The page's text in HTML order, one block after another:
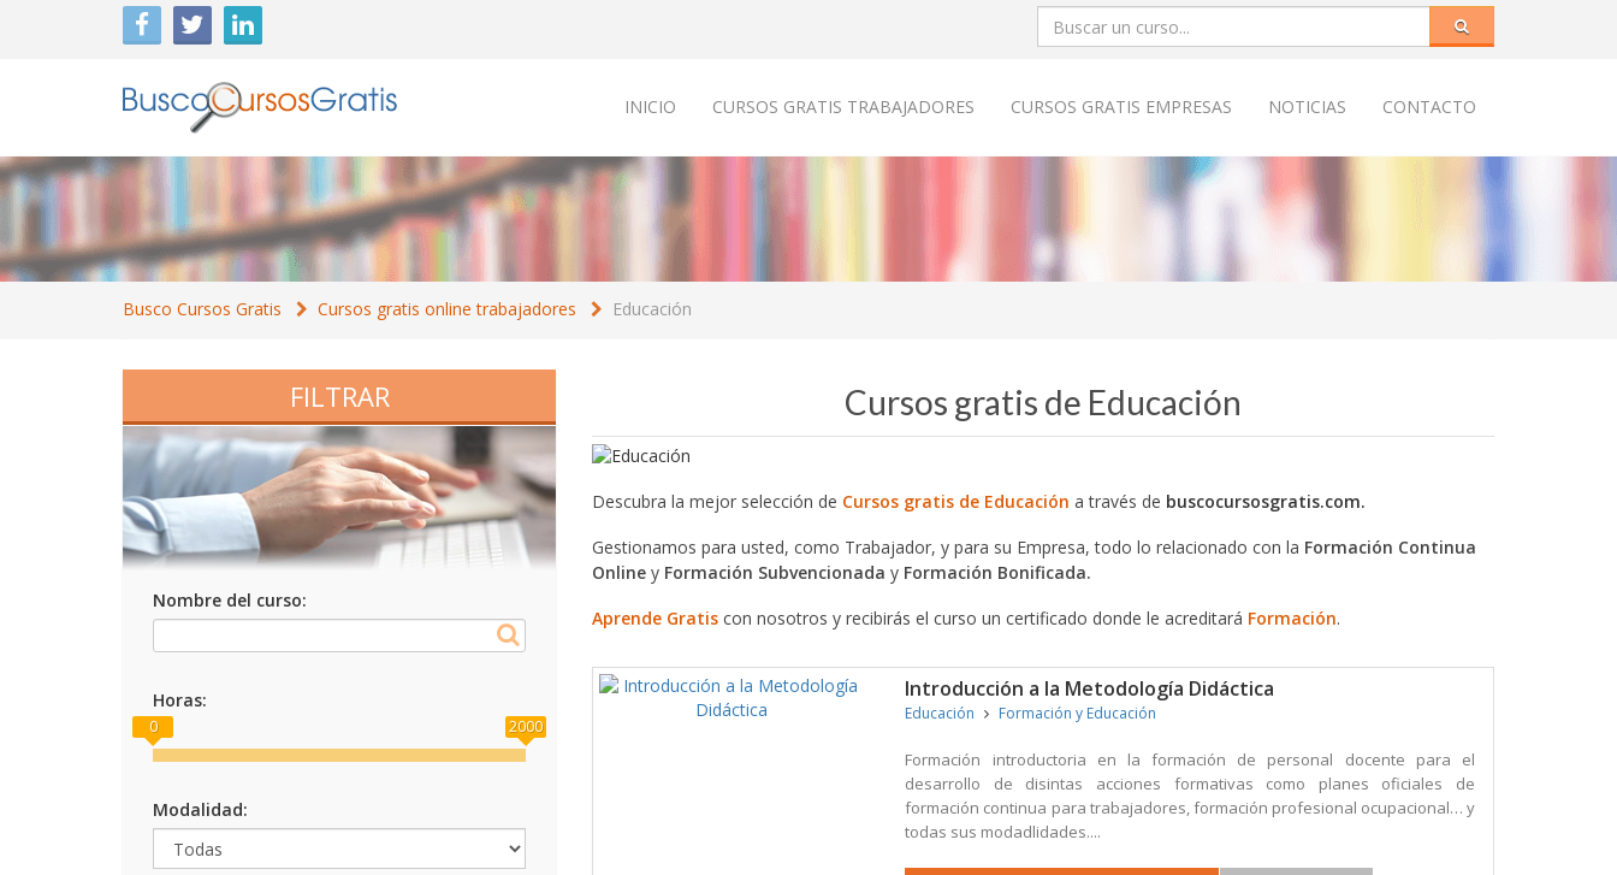
INICIO CURSOS GRATIS TRABAJADORES CURSOS GRATIS EMPRESAS NOTICIAS CONTACTO
Busco Cursos Gratis Cursos gratis online trabajadores Educación
Cursos gratis de Educación
Descubra la mejor selección de Cursos gratis de Educación a través de buscocursosgratis.com.
Gestionamos para usted, como Trabajador, y para su Empresa, todo lo relacionado con la Formación Continua
Online y Formación Subvencionada y Formación Bonificada.
Aprende Gratis con nosotros y recibirás el curso un certificado donde le acreditará Formación.
Introducción a la Metodología Didáctica
Educación Formación y Educación
Formación introductoria en la formación de personal docente para el
desarrollo de disintas acciones formativas como planes oficiales de
formación continua para trabajadores, formación profesional ocupacional… y
todas sus modadlidades....
FILTRAR
Nombre del curso:
Horas:
0 2000
Modalidad: